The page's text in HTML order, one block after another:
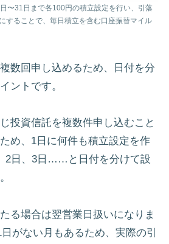
〜31日まで各100円の積立設定を行い、引落
することで、毎日積立を含む口座振替マイル
数回申し込めるため、日付を分
ントです。
投資信託を複数件申し込むこと
め、1日に何件も積立設定を作
2日、3日……と日付を分けて設
る場合は翌営業日扱いになりま
がない月もあるため、実際の引